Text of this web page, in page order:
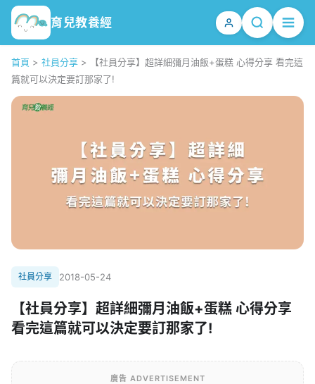
育兒教養經
首頁 > 社員分享 >
【社員分享】超詳細彌月油飯+蛋糕 心得分享 看完這
篇就可以決定要訂那家了!
社員分享 2018-05-24
【社員分享】超詳細彌月油飯+蛋糕 心得分享
看完這篇就可以決定要訂那家了!
廣告 ADVERTISEMENT